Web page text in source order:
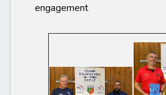
engagement